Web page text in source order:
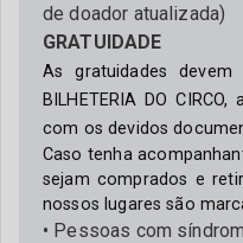
de doador atualizada)
GRATUIDADE
As gratuidades
BILHETERIA DO
com os devidos
Caso tenha
sejam comprados e
nossos lugares são
• Pessoas com